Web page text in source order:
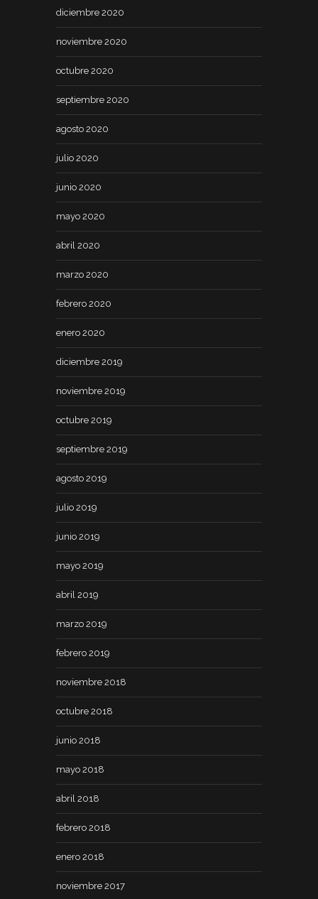
diciembre 2020
noviembre 2020
octubre 2020
septiembre 2020
agosto 2020
julio 2020
junio 2020
mayo 2020
abril 2020
marzo 2020
febrero 2020
enero 2020
diciembre 2019
noviembre 2019
octubre 2019
septiembre 2019
agosto 2019
julio 2019
junio 2019
mayo 2019
abril 2019
marzo 2019
febrero 2019
noviembre 2018
octubre 2018
junio 2018
mayo 2018
abril 2018
febrero 2018
enero 2018
noviembre 2017